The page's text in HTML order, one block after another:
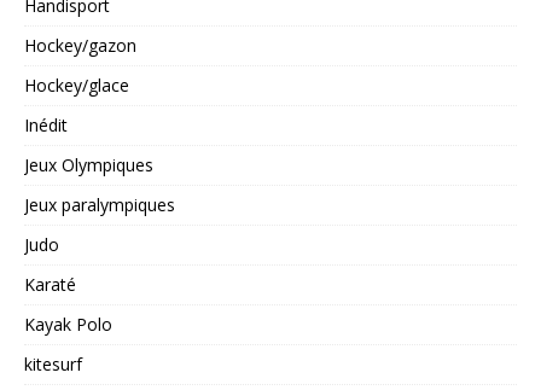
Handisport
Hockey/gazon
Hockey/glace
Inédit
Jeux Olympiques
Jeux paralympiques
Judo
Karaté
Kayak Polo
kitesurf